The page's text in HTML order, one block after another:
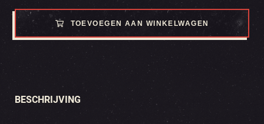
TOEVOEGEN AAN WINKELWAGEN
BESCHRIJVING